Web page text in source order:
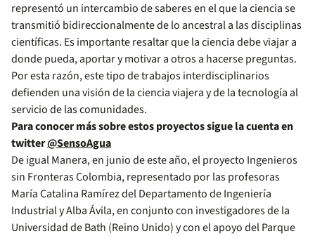
representó un intercambio de saberes en el que la ciencia se
transmitió bidireccionalmente de lo ancestral a las disciplinas
científicas. Es importante resaltar que la ciencia debe viajar a
donde pueda, aportar y motivar a otros a hacerse preguntas.
Por esta razón, este tipo de trabajos interdisciplinarios
defienden una visión de la ciencia viajera y de la tecnología al
servicio de las comunidades.
Para conocer más sobre estos proyectos sigue la cuenta en
twitter@SensoAgua
De igual Manera, en junio de este año, el proyecto Ingenieros
sin Fronteras Colombia, representado por las profesoras
María Catalina Ramírez del Departamento de Ingeniería
Industrial y Alba Ávila, en conjunto con investigadores de la
Universidad de Bath (Reino Unido) y con el apoyo del Parque